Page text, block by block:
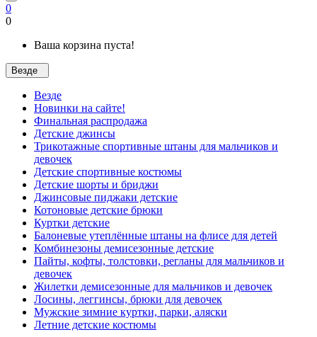
0
0
Ваша корзина пуста!
Везде
Везде
Новинки на сайте!
Финальная распродажа
Детские джинсы
Трикотажные спортивные штаны для мальчиков и
девочек
Детские спортивные костюмы
Детские шорты и бриджи
Джинсовые пиджаки детские
Котоновые детские брюки
Куртки детские
Балоневые утеплённые штаны на флисе для детей
Комбинезоны демисезонные детские
Пайты, кофты, толстовки, регланы для мальчиков и
девочек
Жилетки демисезонные для мальчиков и девочек
Лосины, леггинсы, брюки для девочек
Мужские зимние куртки, парки, аляски
Летние детские костюмы